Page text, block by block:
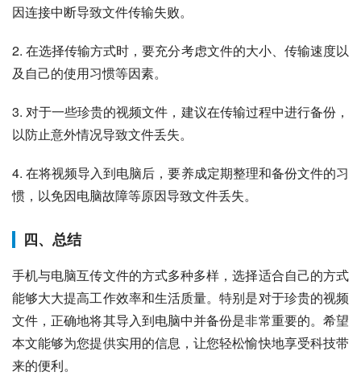
因连接中断导致文件传输失败。
2. 在选择传输方式时，要充分考虑文件的大小、传输速度以
及自己的使用习惯等因素。
3. 对于一些珍贵的视频文件，建议在传输过程中进行备份，
以防止意外情况导致文件丢失。
4. 在将视频导入到电脑后，要养成定期整理和备份文件的习
惯，以免因电脑故障等原因导致文件丢失。
四、总结
手机与电脑互传文件的方式多种多样，选择适合自己的方式
能够大大提高工作效率和生活质量。特别是对于珍贵的视频
文件，正确地将其导入到电脑中并备份是非常重要的。希望
本文能够为您提供实用的信息，让您轻松愉快地享受科技带
来的便利。